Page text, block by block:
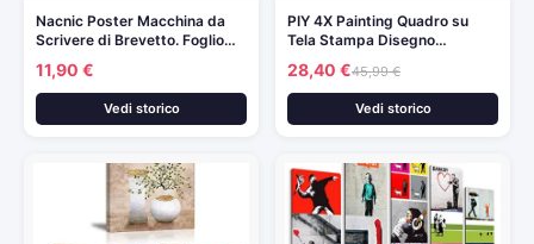
Nacnic Poster Macchina da
Scrivere di Brevetto. Foglio…
11,90 €
Vedi storico
PIY 4X Painting Quadro su
Tela Stampa Disegno…
28,40 €45,99 €
Vedi storico